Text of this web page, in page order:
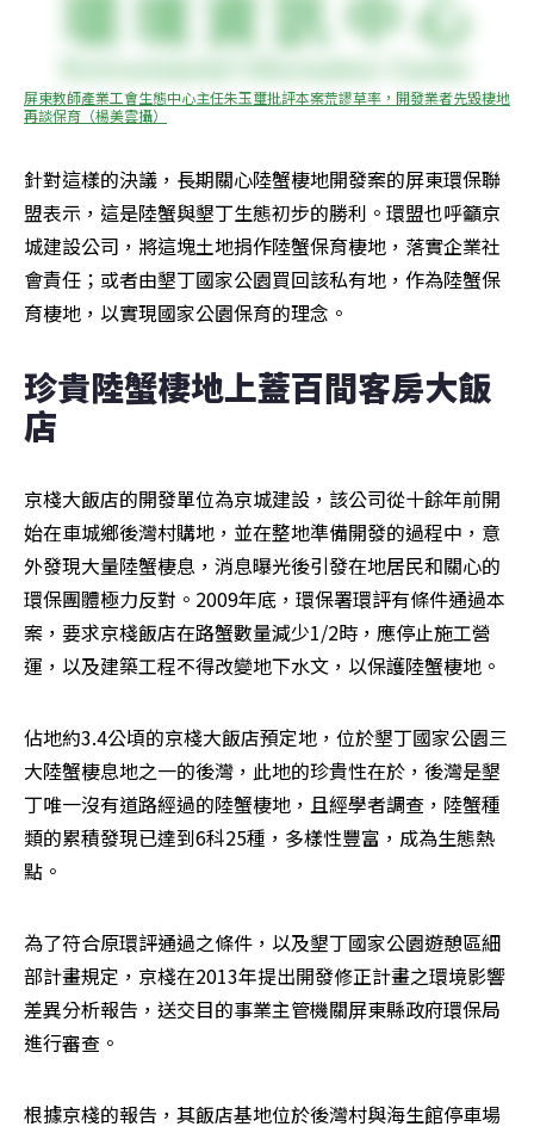
屏東教師產業工會生態中心主任朱玉璽批評本案荒謬草率，開發業者先毀棲地
再談保育（楊美雲攝）
針對這樣的決議，長期關心陸蟹棲地開發案的屏東環保聯
盟表示，這是陸蟹與墾丁生態初步的勝利。環盟也呼籲京
城建設公司，將這塊土地捐作陸蟹保育棲地，落實企業社
會責任；或者由墾丁國家公園買回該私有地，作為陸蟹保
育棲地，以實現國家公園保育的理念。
珍貴陸蟹棲地上蓋百間客房大飯
店
京棧大飯店的開發單位為京城建設，該公司從十餘年前開
始在車城鄉後灣村購地，並在整地準備開發的過程中，意
外發現大量陸蟹棲息，消息曝光後引發在地居民和關心的
環保團體極力反對。2009年底，環保署環評有條件通過本
案，要求京棧飯店在路蟹數量減少1/2時，應停止施工營
運，以及建築工程不得改變地下水文，以保護陸蟹棲地。
佔地約3.4公頃的京棧大飯店預定地，位於墾丁國家公園三
大陸蟹棲息地之一的後灣，此地的珍貴性在於，後灣是墾
丁唯一沒有道路經過的陸蟹棲地，且經學者調查，陸蟹種
類的累積發現已達到6科25種，多樣性豐富，成為生態熱
點。
為了符合原環評通過之條件，以及墾丁國家公園遊憩區細
部計畫規定，京棧在2013年提出開發修正計畫之環境影響
差異分析報告，送交目的事業主管機關屏東縣政府環保局
進行審查。
根據京棧的報告，其飯店基地位於後灣村與海生館停車場